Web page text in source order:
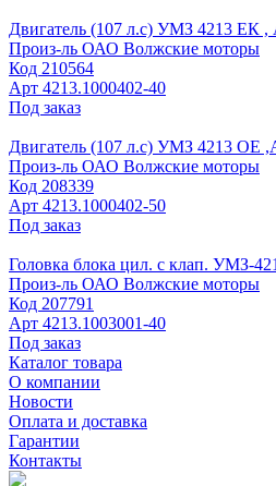
Двигатель (107 л.с) УМЗ 4213 ЕК
Произ-ль ОАО Волжские моторы
Код 210564
Арт 4213.1000402-40
Под заказ
Двигатель (107 л.с) УМЗ 4213 ОЕ
Произ-ль ОАО Волжские моторы
Код 208339
Арт 4213.1000402-50
Под заказ
Головка блока цил. с клап. УМЗ-
Произ-ль ОАО Волжские моторы
Код 207791
Арт 4213.1003001-40
Под заказ
Каталог товара
О компании
Новости
Оплата и доставка
Гарантии
Контакты